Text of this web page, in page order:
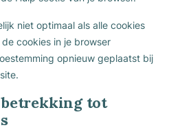
niet optimaal als alle cookies
cookies in je browser
opnieuw geplaatst bij
betrekking tot